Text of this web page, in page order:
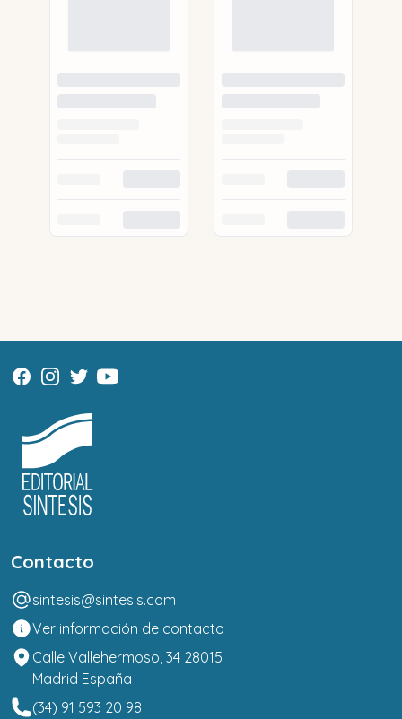
Contacto
sintesis@sintesis.com
Ver información de contacto
Calle Vallehermoso, 34 28015
Madrid España
(34) 91 593 20 98